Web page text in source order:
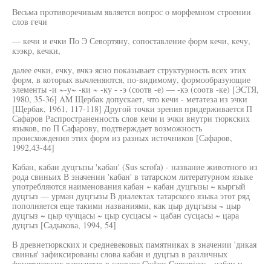
Весьма противоречивым является вопрос о морфемном строении
слов гечи
— кечи и ечки По Э Севортяну, сопоставление форм кечи, кечу,
кээкр, кечки,
далее ечки, ечку, вчкэ ясно показывает структурность всех этих
форм, в которых вычленяются, по-видимому, формообразующие
элементы -и ~-у~ -ки ~ -ку - -э (соотв -е) — -кэ (соотв -ке) [ЭСТЯ,
1980, 35-36] AM Щербак допускает, что кечи - метатеза из эчки
[Щербак, 1961, 117-118] Другой точки зрения придерживается П
Сафаров Распространенность слов кечи и эчки внутри тюркских
языков, по П Сафарову, подтверждает возможность
происхождения этих форм из разных источников [Сафаров,
1992,43-44]
Кабан, кабан дуцгызы 'кабан' (Sus scrofa) - название животного из
рода свиньих В значении 'кабан' в татарском литературном языке
употребляются наименования кабан ~ кабан дуцгызы ~ кыргый
дуцгыз — урман дуцгызы В диалектах татарского языка этот ряд
пополняется еще такими названиями, как цыр дуцгызы ~ цыр
дуцгыз ~ цыр чучцасы ~ цыр сусцасы ~ цабан сусцасы ~ цара
дуцгыз [Садыкова, 1994, 54]
В древнетюркских и средневековых памятниках в значении 'дикая
свинья' зафиксированы слова кабан и дуцгыз в различных